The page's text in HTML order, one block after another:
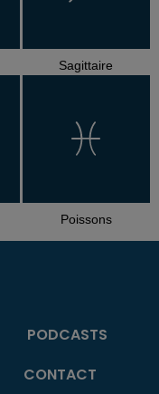
Sagittaire
Poissons
PODCASTS
CONTACT